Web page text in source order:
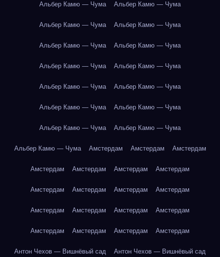
Альбер Камю — Чума Альбер Камю — Чума
Альбер Камю — Чума Альбер Камю — Чума
Альбер Камю — Чума Альбер Камю — Чума
Альбер Камю — Чума Альбер Камю — Чума
Альбер Камю — Чума Альбер Камю — Чума
Альбер Камю — Чума Альбер Камю — Чума
Альбер Камю — Чума Альбер Камю — Чума
Альбер Камю — Чума Амстердам Амстердам Амстердам
Амстердам Амстердам Амстердам Амстердам
Амстердам Амстердам Амстердам Амстердам
Амстердам Амстердам Амстердам Амстердам
Амстердам Амстердам Амстердам Амстердам
Антон Чехов — Вишнёвый сад Антон Чехов — Вишнёвый сад